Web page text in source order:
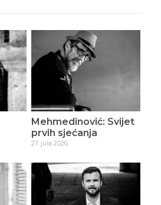
Mehmedinović: Svijet
prvih sjećanja
27. jula 2026.